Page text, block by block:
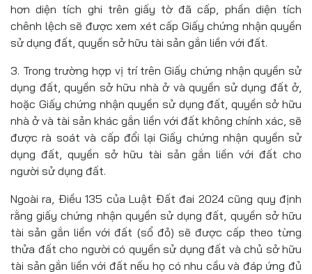
hơn diện tích ghi trên giấy tờ đã cấp, phần diện tích
chênh lệch sẽ được xem xét cấp Giấy chứng nhận quyền
sử dụng đất, quyền sở hữu tài sản gắn liền với đất.
3. Trong trường hợp vị trí trên Giấy chứng nhận quyền sử
dụng đất, quyền sở hữu nhà ở và quyền sử dụng đất ở,
hoặc Giấy chứng nhận quyền sử dụng đất, quyền sở hữu
nhà ở và tài sản khác gắn liền với đất không chính xác, sẽ
được rà soát và cấp đổi lại Giấy chứng nhận quyền sử
dụng đất, quyền sở hữu tài sản gắn liền với đất cho
người sử dụng đất.
Ngoài ra, Điều 135 của Luật Đất đai 2024 cũng quy định
rằng giấy chứng nhận quyền sử dụng đất, quyền sở hữu
tài sản gắn liền với đất (sổ đỏ) sẽ được cấp theo từng
thửa đất cho người có quyền sử dụng đất và chủ sở hữu
tài sản gắn liền với đất nếu họ có nhu cầu và đáp ứng đủ